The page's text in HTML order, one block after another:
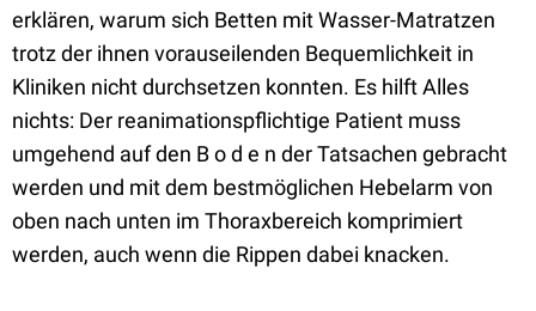
erklären, warum sich Betten mit Wasser-Matratzen
trotz der ihnen vorauseilenden Bequemlichkeit in
Kliniken nicht durchsetzen konnten. Es hilft Alles
nichts: Der reanimationspflichtige Patient muss
umgehend auf den B o d e n der Tatsachen gebracht
werden und mit dem bestmöglichen Hebelarm von
oben nach unten im Thoraxbereich komprimiert
werden, auch wenn die Rippen dabei knacken.